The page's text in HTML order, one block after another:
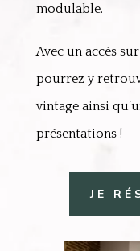
modulable.
Avec un accès
pourrez y
vintage ainsi
présentations !
JE